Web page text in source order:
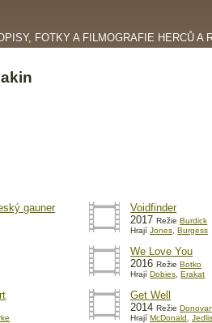
FOTKY A FILMOGRAFIE HERCŮ A
gauner
Voidfinder
2017RežieBurdick
HrajíJones ,Burgess
We Love You
2016RežieBotko
HrajíDobies ,Erakat
Get Well
2014Režie
HrajíMcDonald ,